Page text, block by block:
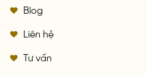
Blog
Liên hệ
Tư vấn